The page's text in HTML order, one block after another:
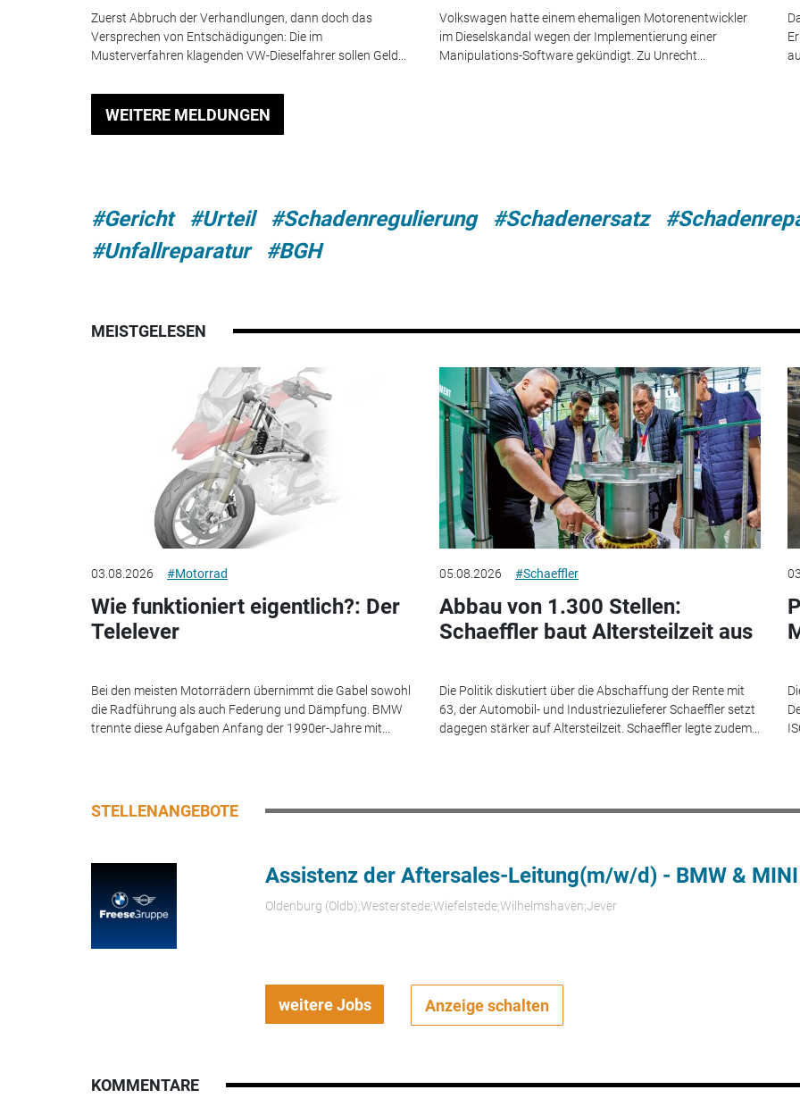
Zuerst Abbruch der Verhandlungen, dann doch das
Versprechen von Entschädigungen: Die im
Musterverfahren klagenden VW-Dieselfahrer sollen Geld...
Volkswagen hatte einem ehemaligen Motorenentwickler
im Dieselskandal wegen der Implementierung einer
Manipulations-Software gekündigt. Zu Unrecht...
WEITERE MELDUNGEN
#Gericht #Urteil #Schadenregulierung #Schadenersatz
#Unfallreparatur
#BGH
MEISTGELESEN
03.08.2026 #Motorrad
Wie funktioniert eigentlich?: Der
Telelever
Bei den meisten Motorrädern übernimmt die Gabel sowohl
die Radführung als auch Federung und Dämpfung. BMW
trennte diese Aufgaben Anfang der 1990er-Jahre mit...
05.08.2026 #Schaeffler
Abbau von 1.300 Stellen:
Schaeffler baut Altersteilzeit aus
Die Politik diskutiert über die Abschaffung der Rente mit
63, der Automobil- und Industriezulieferer Schaeffler setzt
dagegen stärker auf Altersteilzeit. Schaeffler legte zudem...
STELLENANGEBOTE
Assistenz der Aftersales-Leitung(m/w/d) - BMW & MINI
Oldenburg (Oldb);Westerstede;Wiefelstede;Wilhelmshaven;Jever
weitere Jobs Anzeige schalten
KOMMENTARE